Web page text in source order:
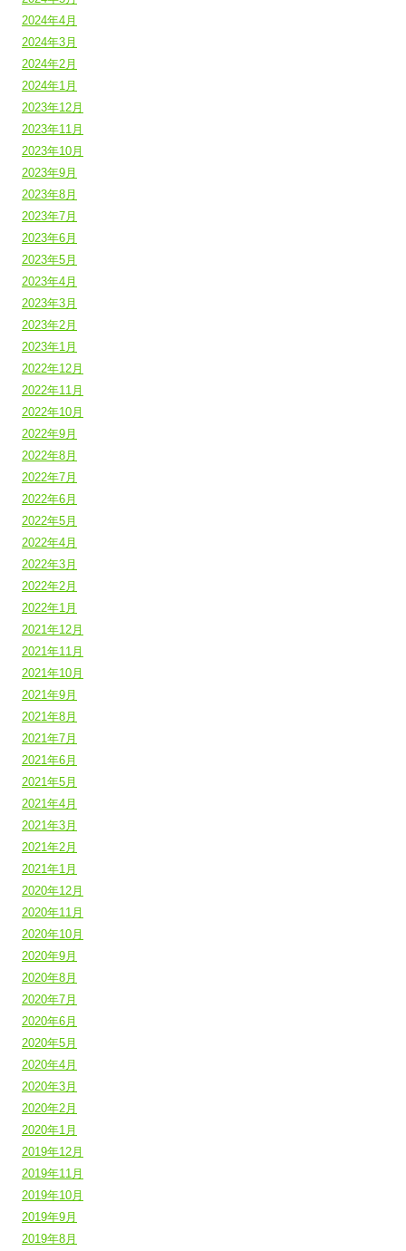
2024年4月
2024年3月
2024年2月
2024年1月
2023年12月
2023年11月
2023年10月
2023年9月
2023年8月
2023年7月
2023年6月
2023年5月
2023年4月
2023年3月
2023年2月
2023年1月
2022年12月
2022年11月
2022年10月
2022年9月
2022年8月
2022年7月
2022年6月
2022年5月
2022年4月
2022年3月
2022年2月
2022年1月
2021年12月
2021年11月
2021年10月
2021年9月
2021年8月
2021年7月
2021年6月
2021年5月
2021年4月
2021年3月
2021年2月
2021年1月
2020年12月
2020年11月
2020年10月
2020年9月
2020年8月
2020年7月
2020年6月
2020年5月
2020年4月
2020年3月
2020年2月
2020年1月
2019年12月
2019年11月
2019年10月
2019年9月
2019年8月